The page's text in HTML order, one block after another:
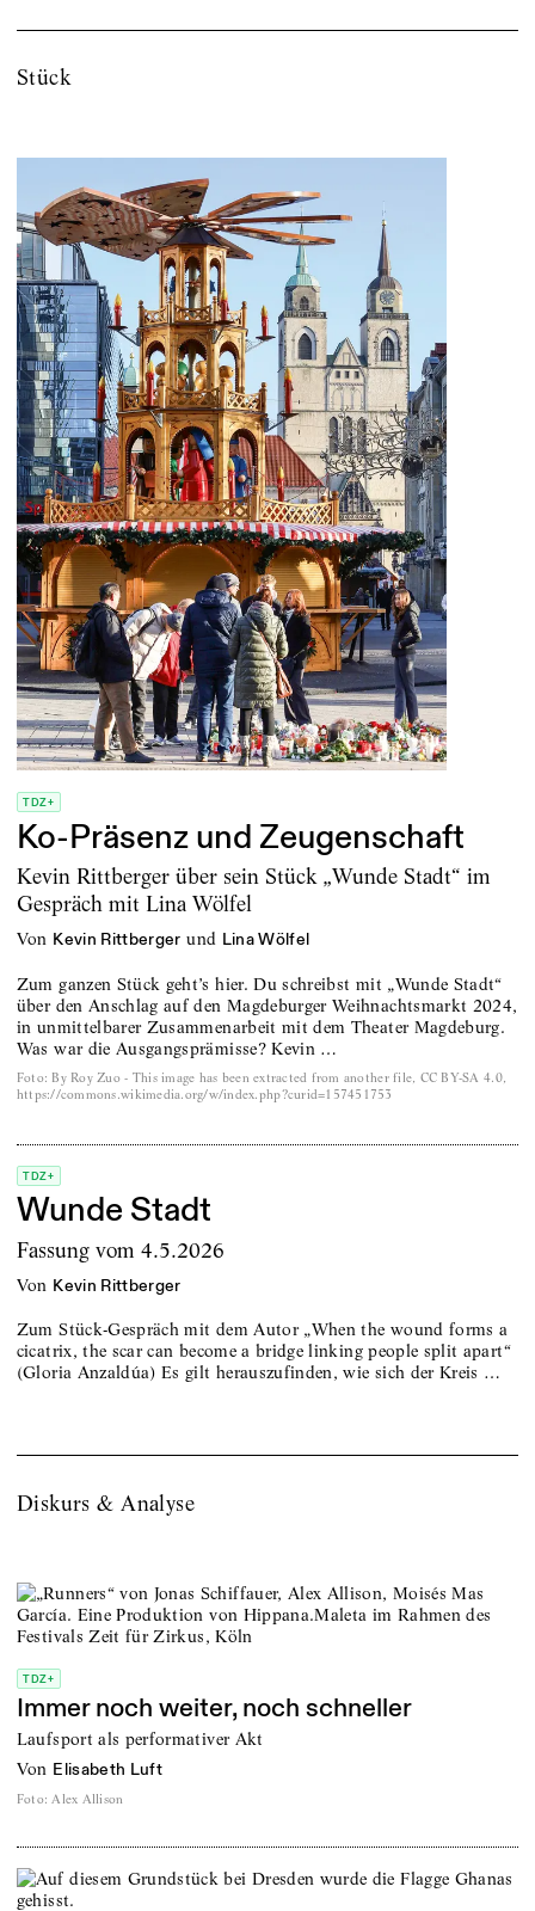
Stück
TDZ+
Ko-Präsenz und Zeugenschaft
Kevin Rittberger über sein Stück „Wunde Stadt“ im
Gespräch mit Lina Wölfel
von Kevin Rittberger und Lina Wölfel
Zum ganzen Stück geht’s hier. Du schreibst mit „Wunde Stadt“
über den Anschlag auf den Magdeburger Weihnachtsmarkt 2024,
in unmittelbarer Zusammenarbeit mit dem Theater Magdeburg.
Was war die Ausgangsprämisse? Kevin …
Foto: By Roy Zuo - This image has been extracted from another file, CC BY-SA 4.0,
https://commons.wikimedia.org/w/index.php?curid=157451753
TDZ+
Wunde Stadt
Fassung vom 4.5.2026
von Kevin Rittberger
Zum Stück-Gespräch mit dem Autor „When the wound forms a
cicatrix, the scar can become a bridge linking people split apart“
(Gloria Anzaldúa) Es gilt herauszufinden, wie sich der Kreis …
Diskurs & Analyse
TDZ+
Immer noch weiter, noch schneller
Laufsport als performativer Akt
von Elisabeth Luft
Foto: Alex Allison